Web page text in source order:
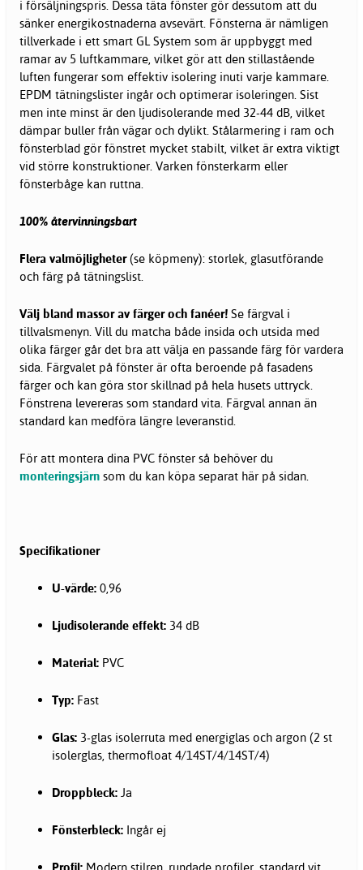
i försäljningspris. Dessa täta fönster gör dessutom att du
sänker energikostnaderna avsevärt. Fönsterna är nämligen
tillverkade i ett smart GL System som är uppbyggt med
ramar av 5 luftkammare, vilket gör att den stillastående
luften fungerar som effektiv isolering inuti varje kammare.
EPDM tätningslister ingår och optimerar isoleringen. Sist
men inte minst är den ljudisolerande med 32-44 dB, vilket
dämpar buller från vägar och dylikt. Stålarmering i ram och
fönsterblad gör fönstret mycket stabilt, vilket är extra viktigt
vid större konstruktioner. Varken fönsterkarm eller
fönsterbåge kan ruttna.
100% återvinningsbart
Flera valmöjligheter(se köpmeny): storlek, glasutförande
och färg på tätningslist.
Välj bland massor av färger och fanéer! Se färgval i
tillvalsmenyn. Vill du matcha både insida och utsida med
olika färger går det bra att välja en passande färg för vardera
sida. Färgvalet på fönster är ofta beroende på fasadens
färger och kan göra stor skillnad på hela husets uttryck.
Fönstrena levereras som standard vita. Färgval annan än
standard kan medföra längre leveranstid.
För att montera dina PVC fönster så behöver du
monteringsjärn som du kan köpa separat här på sidan.
Specifikationer
U-värde: 0,96
Ljudisolerande effekt: 34 dB
Material: PVC
Typ: Fast
Glas: 3-glas isolerruta med energiglas och argon (2 st
isolerglas, thermofloat 4/14ST/4/14ST/4)
Droppbleck: Ja
Fönsterbleck: Ingår ej
Profil: Modern stilren, rundade profiler, standard vit